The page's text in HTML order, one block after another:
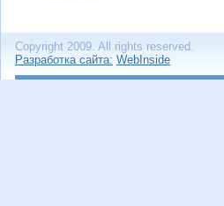
Copyright 2009. All rights reserved.
Разработка сайта: WebInside